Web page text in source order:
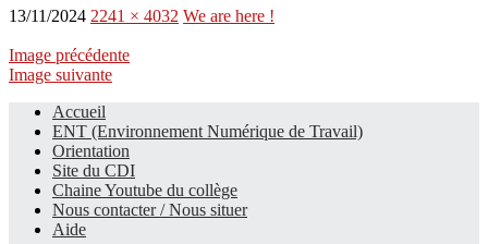
13/11/2024 2241 × 4032 We are here !
Image précédente
Image suivante
Le site du collège
Accueil
ENT (Environnement Numérique de Travail)
Orientation
Site du CDI
Chaine Youtube du collège
Nous contacter / Nous situer
Aide